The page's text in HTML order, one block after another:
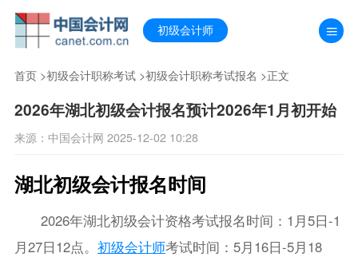
初级会计师
首页>初级会计职称考试>初级会计职称考试报名 >正文
2026年湖北初级会计报名预计2026年1月初开始
来源：中国会计网 2025-12-02 10:28
湖北初级会计报名时间
2026年湖北初级会计资格考试报名时间：1月5日-1
月27日12点。 初级会计师考试时间：5月16日-5月18